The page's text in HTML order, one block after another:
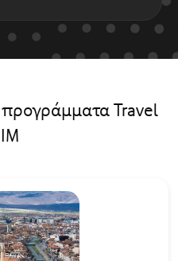
προγράμματα Travel